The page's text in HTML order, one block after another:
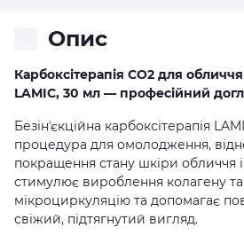
Опис
Карбоксітерапія CO2 для
LAMIC, 30 мл — професійний
Безінʼєкційна карбоксітерапія
процедура для омолодження,
покращення стану шкіри обличчя
стимулює вироблення колагену
мікроциркуляцію та допомагає
свіжий, підтягнутий вигляд.